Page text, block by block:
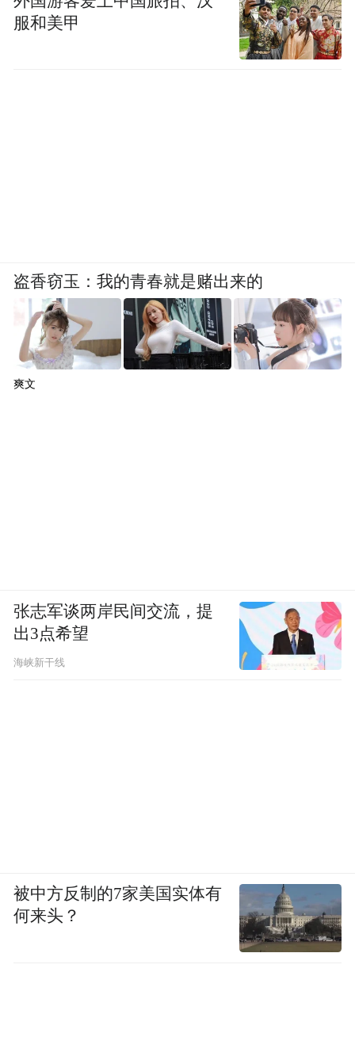
服和美甲
盗香窃玉：我的青春就是赌出来的
爽文
张志军谈两岸民间交流，提
出3点希望
海峡新干线
被中方反制的7家美国实体有
何来头？